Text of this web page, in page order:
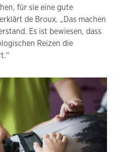
für sie eine gute
de Broux. „Das machen
Es ist bewiesen, dass
Reizen die